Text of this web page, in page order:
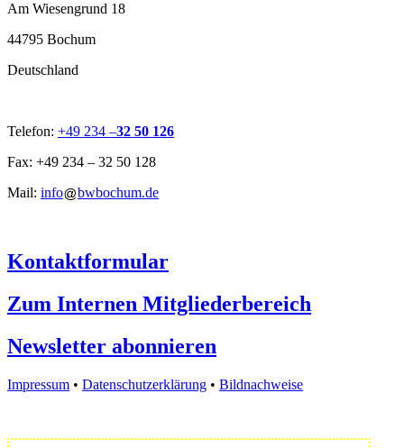
Am Wiesengrund 18
44795 Bochum
Deutschland
Telefon: +49 234 –32 50 126
Fax: +49 234 – 32 50 128
Mail: info bwbochum.de
Kontaktformular
Zum Internen Mitgliederbereich
Newsletter abonnieren
Impressum • Datenschutzerklärung • Bildnachweise